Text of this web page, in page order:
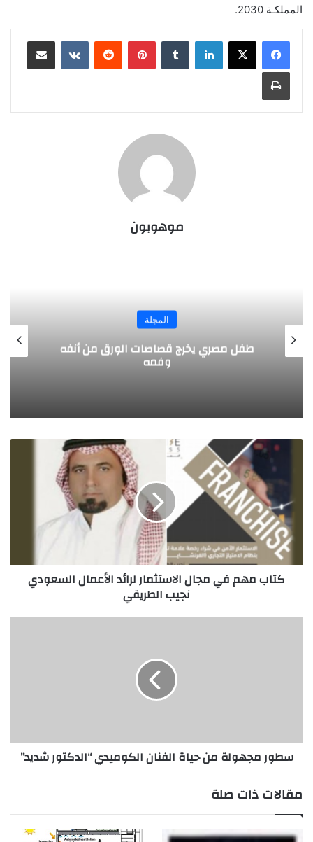
المملكـة 2030.
لينكدإن بينتيريست مشاركة عبر البريد
طباعة
موهوبون
المجلة
طفل مصري يخرج قصاصات الورق من أنفه
وفمه
الاستثمار
لرائد
الأعمال
السعودي
نجيب
الطريقيكتاب مهم في مجال الاستثمار لرائد الأعمال السعودي
نجيب الطريقي
سطور مجهولة من حياة الفنان الكوميدي “الدكتور شديد”
مقالات ذات صلة